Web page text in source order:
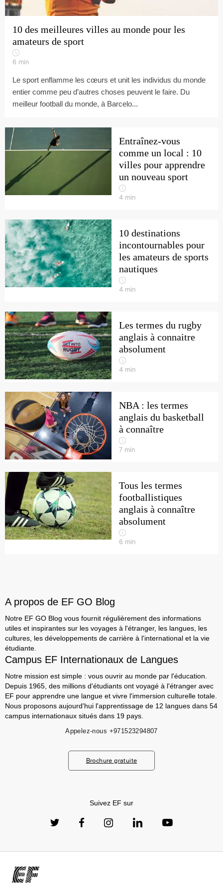
10 des meilleures villes au monde pour les
amateurs de sport
6 min
Le sport enflamme les cœurs et unit les individus du monde
entier comme peu d’autres choses peuvent le faire. Du
meilleur football du monde, à Barcelo...
Entraînez-vous
comme un local : 10
villes pour apprendre
un nouveau sport
4 min
10 destinations
incontournables pour
les amateurs de sports
nautiques
4 min
Les termes du rugby
anglais à connaitre
absolument
4 min
NBA : les termes
anglais du basketball
à connaître
7 min
Tous les termes
footballistiques
anglais à connaître
absolument
6 min
A propos de EF GO Blog
Notre EF GO Blog vous fournit régulièrement des informations
utiles et inspirantes sur les voyages à l'étranger, les langues, les
cultures, les développements de carrière à l'international et la vie
étudiante.
Campus EF Internationaux de Langues
Notre mission est simple : vous ouvrir au monde par l'éducation.
Depuis 1965, des millions d'étudiants ont voyagé à l'étranger avec
EF pour apprendre une langue et vivre l'immersion culturelle totale.
Nous proposons aujourd'hui l'apprentissage de 12 langues dans 54
campus internationaux situés dans 19 pays.
Appelez-nous +971523294807
Brochure gratuite
Suivez EF sur